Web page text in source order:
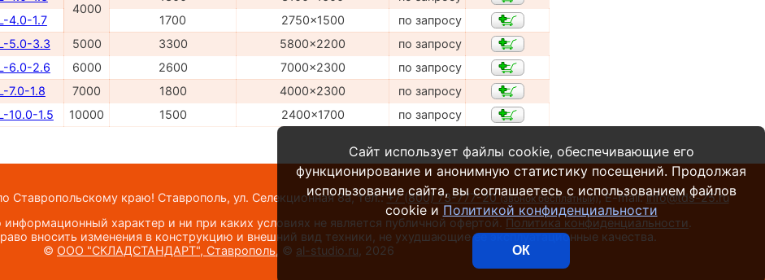
4000
4.0-1.7
1700 2750x1500
по запросу
5.0-3.3
5000 3300 5800x2200
по запросу
6.0-2.6
6000 2600 7000x2300
по запросу
7.0-1.8
7000 1800 4000x2300
по запросу
10.0-1.5
10000 1500 2400x1700 по запросу
краю! Ставрополь, ул. Селекционная 8а,тел.:+7 (800) 73-777-20(звонок бесплатный),E-mail:info@tds-25.ru
характер и ни при каких условиях не является публичной офертой. Политика конфиденциальности
вносить изменения в конструкцию и внешний вид техники, не ухудшающие ее эксплуатационные качества.
© ООО "СКЛАДСТАНДАРТ", Ставрополь, © al-studio.ru , 2026
Сайт использует файлы cookie, обеспечивающие его
функционирование и анонимную статистику посещений. Продолжая
использование сайта, вы соглашаетесь с использованием файлов
cookie и Политикой конфиденциальности
ОК